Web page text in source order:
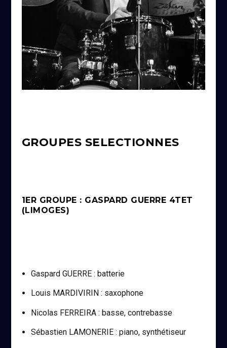
GROUPES SELECTIONNES
1ER GROUPE : GASPARD GUERRE 4TET
(LIMOGES)
Gaspard GUERRE : batterie
Louis MARDIVIRIN : saxophone
Nicolas FERREIRA : basse, contrebasse
Sébastien LAMONERIE : piano, synthétiseur